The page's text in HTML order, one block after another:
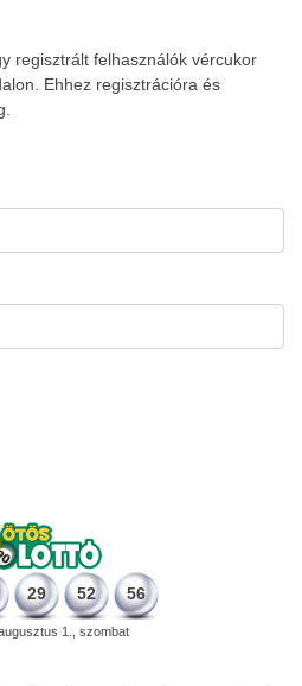
regisztrált felhasználók vércukor
Ehhez regisztrációra és
29 52 56
1., szombat